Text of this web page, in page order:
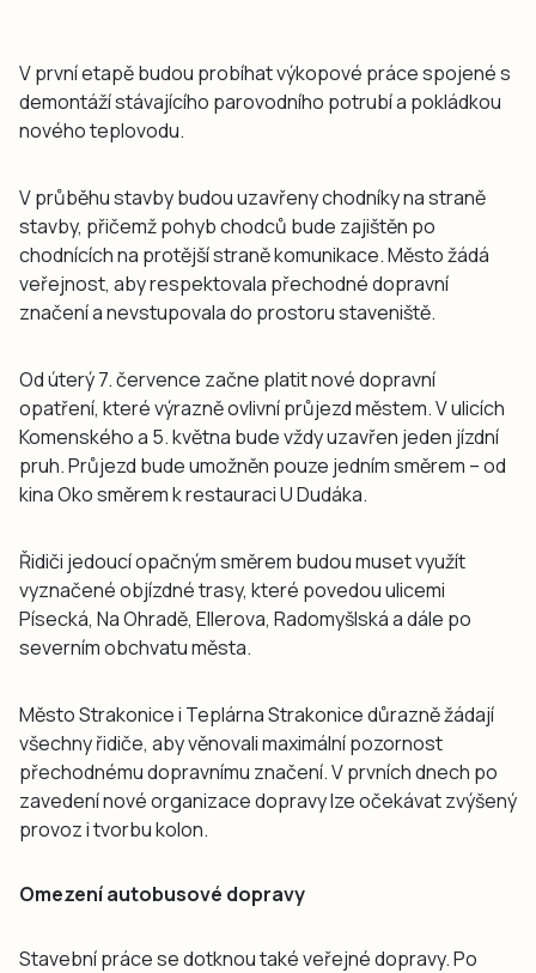
V první etapě budou probíhat výkopové práce spojené s
demontáží stávajícího parovodního potrubí a pokládkou
nového teplovodu.
V průběhu stavby budou uzavřeny chodníky na straně
stavby, přičemž pohyb chodců bude zajištěn po
chodnících na protější straně komunikace. Město žádá
veřejnost, aby respektovala přechodné dopravní
značení a nevstupovala do prostoru staveniště.
Od úterý 7. července začne platit nové dopravní
opatření, které výrazně ovlivní průjezd městem. V ulicích
Komenského a 5. května bude vždy uzavřen jeden jízdní
pruh. Průjezd bude umožněn pouze jedním směrem – od
kina Oko směrem k restauraci U Dudáka.
Řidiči jedoucí opačným směrem budou muset využít
vyznačené objízdné trasy, které povedou ulicemi
Písecká, Na Ohradě, Ellerova, Radomyšlská a dále po
severním obchvatu města.
Město Strakonice i Teplárna Strakonice důrazně žádají
všechny řidiče, aby věnovali maximální pozornost
přechodnému dopravnímu značení. V prvních dnech po
zavedení nové organizace dopravy lze očekávat zvýšený
provoz i tvorbu kolon.
Omezení autobusové dopravy
Stavební práce se dotknou také veřejné dopravy. Po